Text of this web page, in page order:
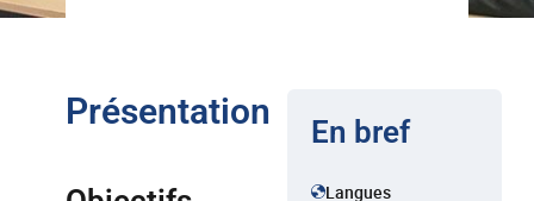
Présentation En bref
Langues